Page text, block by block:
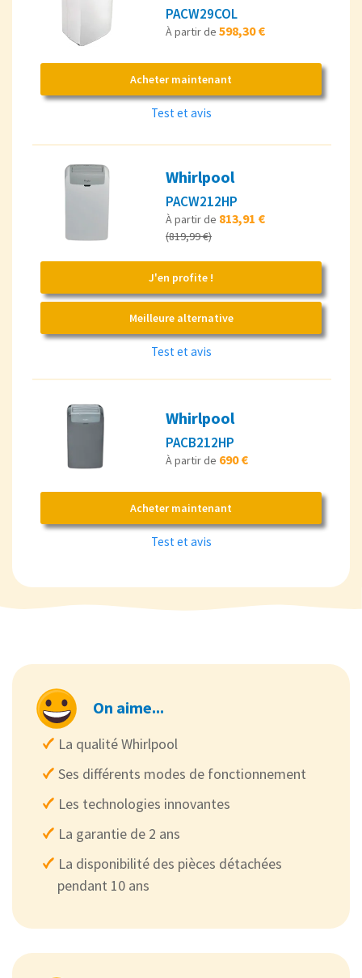
PACW29COL
À partir de 598,30 €
Acheter maintenant
Test et avis
Whirlpool
PACW212HP
À partir de 813,91 €
(819,99 €)
J'en profite !
Meilleure alternative
Test et avis
Whirlpool
PACB212HP
À partir de 690 €
Acheter maintenant
Test et avis
On aime...
La qualité Whirlpool
Ses différents modes de fonctionnement
Les technologies innovantes
La garantie de 2 ans
La disponibilité des pièces détachées
pendant 10 ans